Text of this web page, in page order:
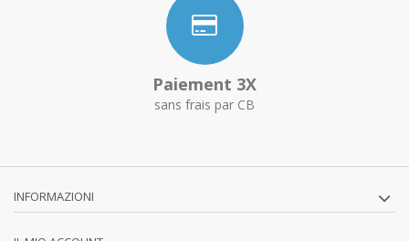
Paiement 3X
sans frais par CB
INFORMAZIONI